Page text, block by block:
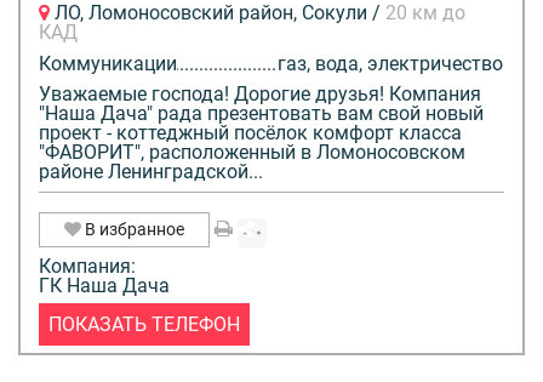
ЛО, Ломоносовский район, Сокули / 20 км до
КАД
Коммуникации
газ, вода, электричество
Уважаемые господа! Дорогие друзья! Компания
"Наша Дача" рада презентовать вам свой новый
проект - коттеджный посёлок комфорт класса
"ФАВОРИТ", расположенный в Ломоносовском
районе Ленинградской...
В избранное
Компания:
ГК Наша Дача
ПОКАЗАТЬ ТЕЛЕФОН